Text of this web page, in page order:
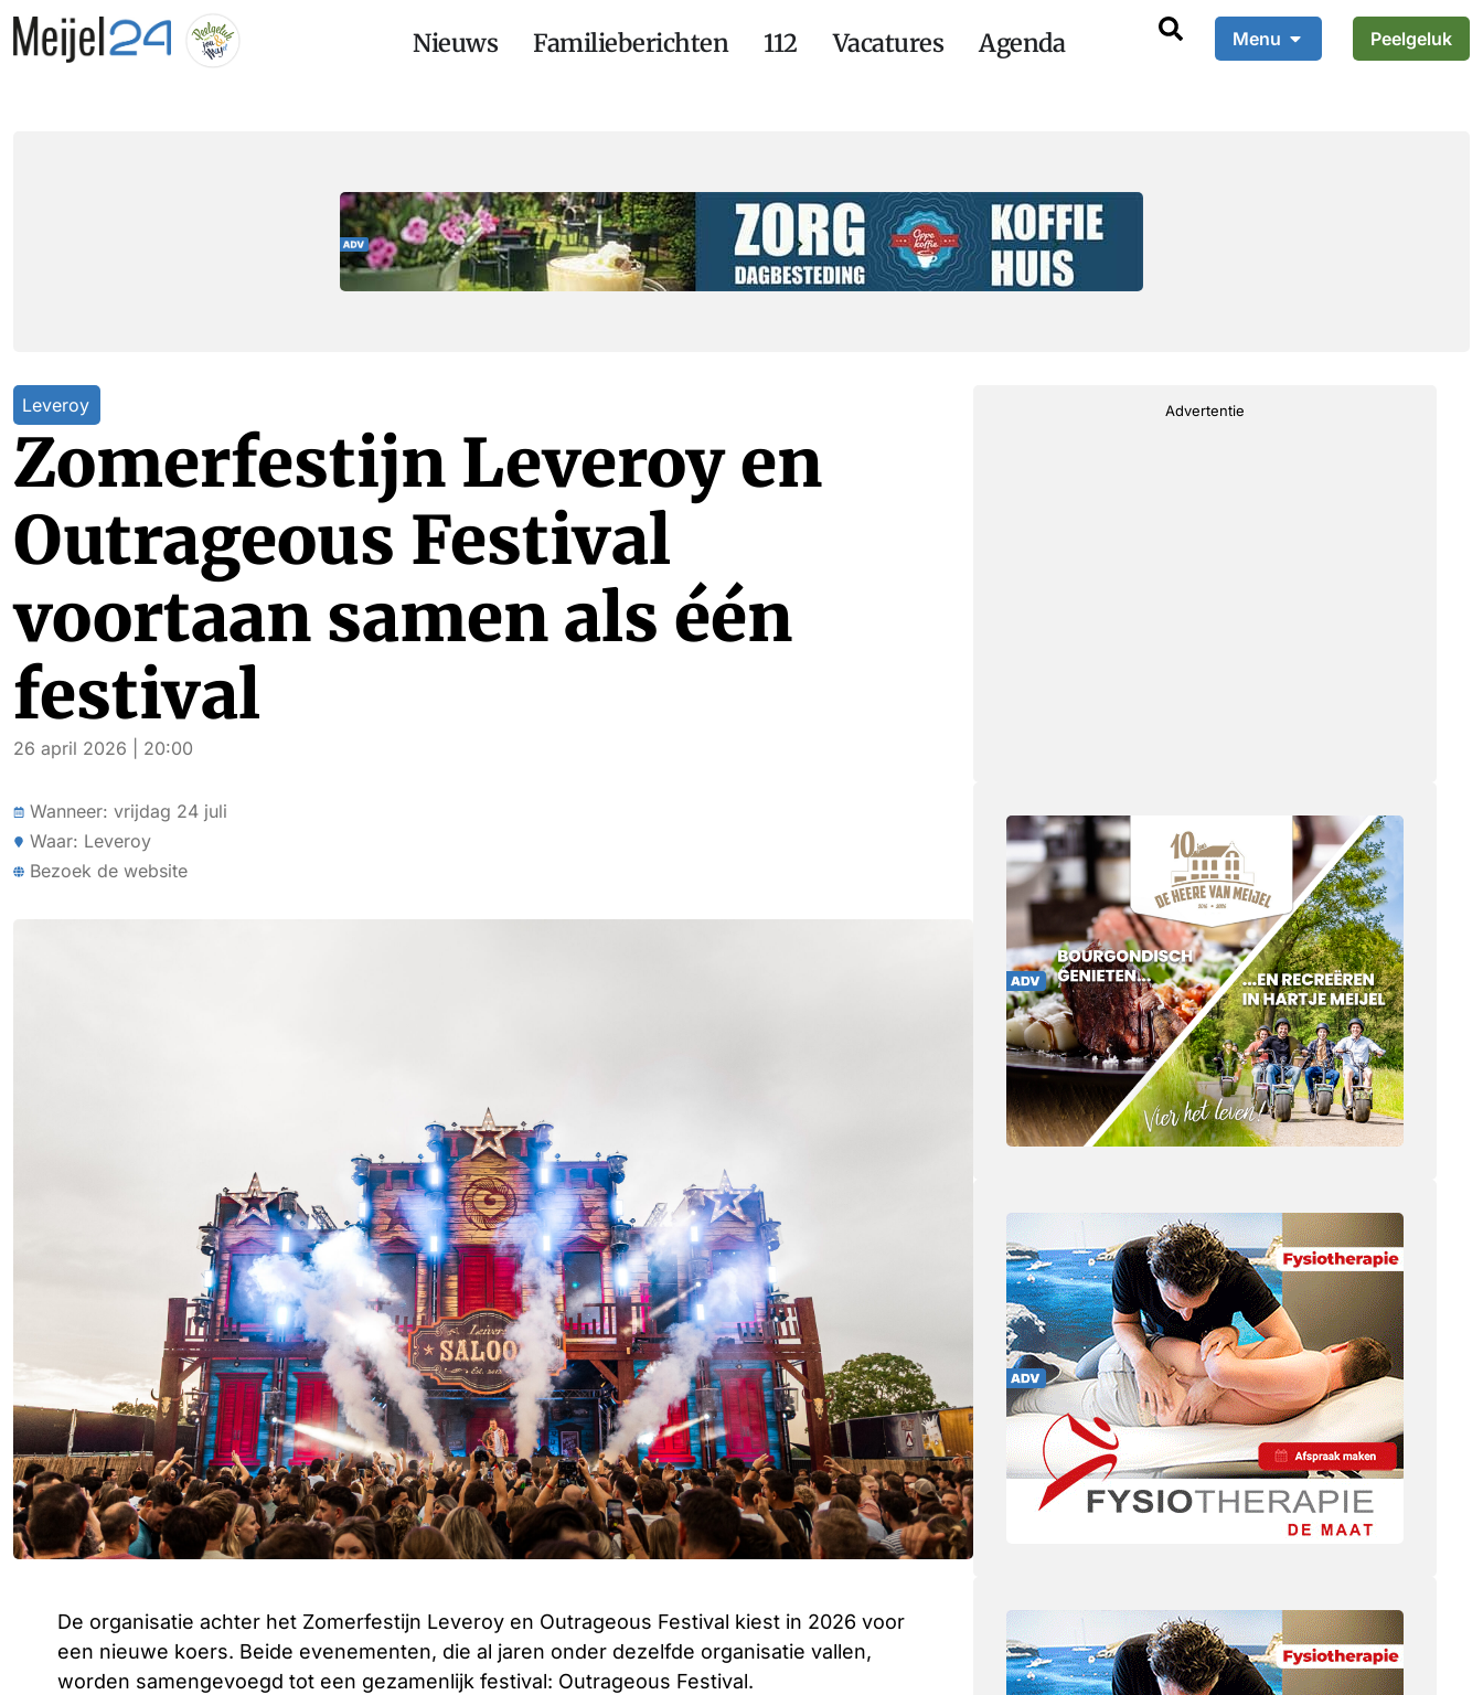
Nieuws Familieberichten 112 Vacatures Agenda Menu Peelgeluk
Leveroy
Zomerfestijn Leveroy en
Outrageous Festival
voortaan samen als één
festival
26 april 2026 | 20:00
Wanneer: vrijdag 24 juli
Waar: Leveroy
Bezoek de website
De organisatie achter het Zomerfestijn Leveroy en Outrageous Festival kiest in 2026 voor
een nieuwe koers. Beide evenementen, die al jaren onder dezelfde organisatie vallen,
worden samengevoegd tot een gezamenlijk festival: Outrageous Festival.
Advertentie